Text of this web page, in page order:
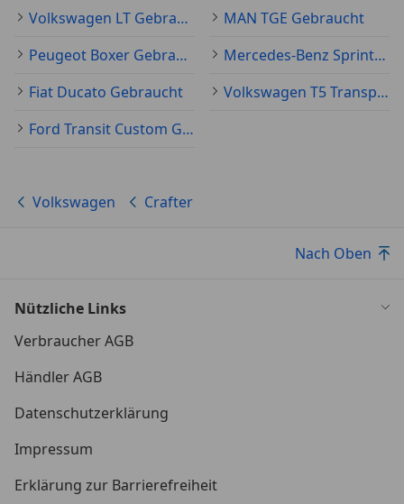
Volkswagen LT Gebraucht
MAN TGE Gebraucht
Peugeot Boxer Gebraucht
Mercedes-Benz Sprinter Gebraucht
Fiat Ducato Gebraucht
Volkswagen T5 Transporter Gebraucht
Ford Transit Custom Gebraucht
Volkswagen Crafter
Nach Oben
Nützliche Links
Verbraucher AGB
Händler AGB
Datenschutzerklärung
Impressum
Erklärung zur Barrierefreiheit